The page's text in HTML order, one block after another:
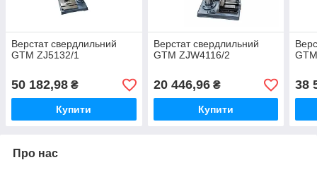
Верстат свердлильний
GTM ZJ5132/1
50 182,98 ₴
Купити
Верстат свердлильний
GTM ZJW4116/2
20 446,96₴
Купити
38
Про нас